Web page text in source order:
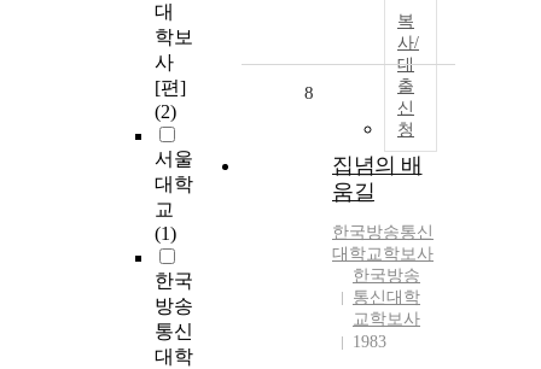
대
학보
사
[편]
(2)
서울
대학
교
(1)
한국
방송
통신
대학
복
사/
대
출
신
청
8
집념의 배
움길
한국방송통신
대학교학보사
한국방송
통신대학
교학보사
1983